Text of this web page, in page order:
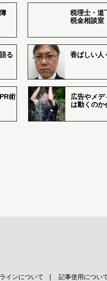
税理士・道
税金相談室
る
香ばしい
術
広告やメデ
は動くのか
インについて 記事使用につい